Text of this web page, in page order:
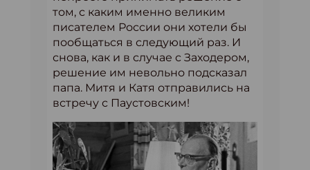
том, с каким именно великим
писателем России они хотели бы
пообщаться в следующий раз. И
снова, как и в случае с Заходером,
решение им невольно подсказал
папа. Митя и Катя отправились на
встречу с Паустовским!